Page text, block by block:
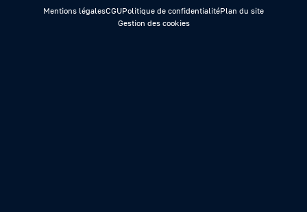
Mentions légalesCGUPolitique de confidentialitéPlan du site
Gestion des cookies